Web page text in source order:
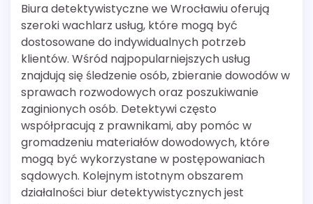
Biura detektywistyczne we Wrocławiu oferują
szeroki wachlarz usług, które mogą być
dostosowane do indywidualnych potrzeb
klientów. Wśród najpopularniejszych usług
znajdują się śledzenie osób, zbieranie dowodów w
sprawach rozwodowych oraz poszukiwanie
zaginionych osób. Detektywi często
współpracują z prawnikami, aby pomóc w
gromadzeniu materiałów dowodowych, które
mogą być wykorzystane w postępowaniach
sądowych. Kolejnym istotnym obszarem
działalności biur detektywistycznych jest